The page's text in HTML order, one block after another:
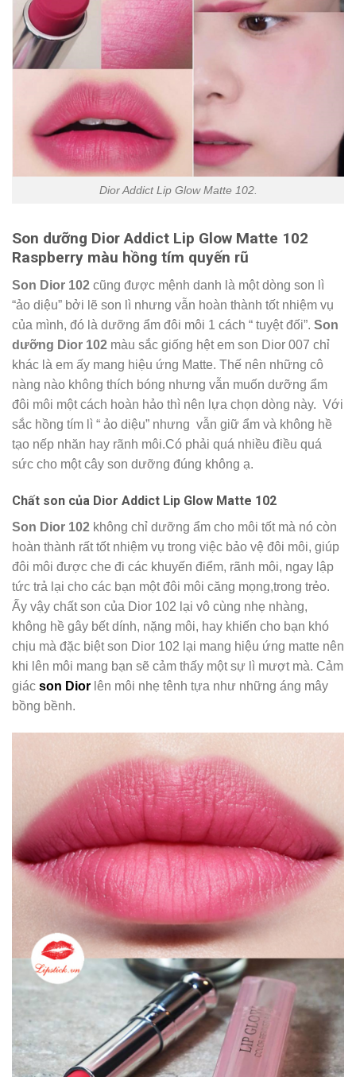
Dior Addict Lip Glow Matte 102.
Son dưỡng Dior Addict Lip Glow Matte 102
Raspberry màu hồng tím quyến rũ
Son Dior 102 cũng được mệnh danh là một dòng son lì
“ảo diệu” bởi lẽ son lì nhưng vẫn hoàn thành tốt nhiệm vụ
của mình, đó là dưỡng ẩm đôi môi 1 cách “ tuyệt đối”. Son
dưỡng Dior 102 màu sắc giống hệt em son Dior 007 chỉ
khác là em ấy mang hiệu ứng Matte. Thế nên những cô
nàng nào không thích bóng nhưng vẫn muốn dưỡng ẩm
đôi môi một cách hoàn hảo thì nên lựa chọn dòng này. Với
sắc hồng tím lì “ ảo diệu” nhưng vẫn giữ ẩm và không hề
tạo nếp nhăn hay rãnh môi.Có phải quá nhiều điều quá
sức cho một cây son dưỡng đúng không ạ.
Chất son của Dior Addict Lip Glow Matte 102
Son Dior 102 không chỉ dưỡng ẩm cho môi tốt mà nó còn
hoàn thành rất tốt nhiệm vụ trong việc bảo vệ đôi môi, giúp
đôi môi được che đi các khuyến điểm, rãnh môi, ngay lập
tức trả lại cho các bạn một đôi môi căng mọng,trong trẻo.
Ấy vậy chất son của Dior 102 lại vô cùng nhẹ nhàng,
không hề gây bết dính, nặng môi, hay khiến cho bạn khó
chịu mà đặc biệt son Dior 102 lại mang hiệu ứng matte nên
khi lên môi mang bạn sẽ cảm thấy một sự lì mượt mà. Cảm
giác son Dior lên môi nhẹ tênh tựa như những áng mây
bồng bềnh.